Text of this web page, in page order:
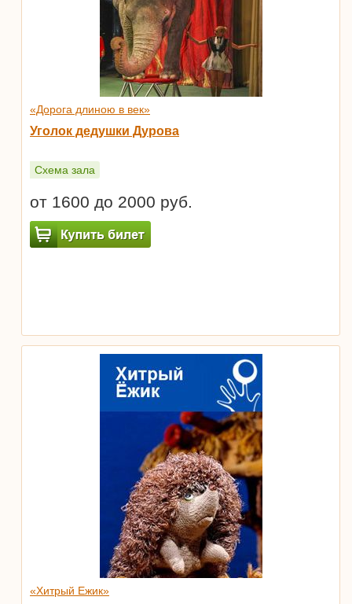
«Дорога длиною в век»
Уголок дедушки Дурова
Схема зала
от 1600 до 2000 руб.
«Хитрый Ежик»